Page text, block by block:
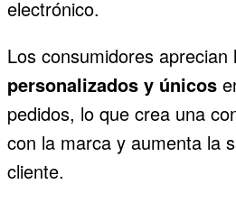
electrónico.
Los consumidores aprecian
personalizados y únicos
pedidos, lo que crea una
con la marca y aumenta la
cliente.